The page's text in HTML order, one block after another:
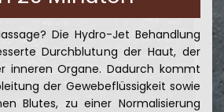
zu lassen.
Die Hydro-Jet Behandlung
Durchblutung der Haut, der
inneren Organe. Dadurch kommt
der Gewebeflüssigkeit sowie
Blutes, zu einer Normalisierung